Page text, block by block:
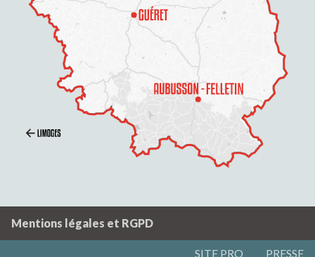
Mentions légales et RGPD
SITE PRO PRESSE